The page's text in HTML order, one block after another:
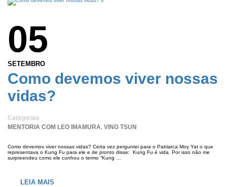
05
SETEMBRO
Como devemos viver nossas
vidas?
Categorias
MENTORIA COM LEO IMAMURA, VING TSUN
Como devemos viver nossas vidas? Certa vez perguntei para o Patriarca Moy Yat o que
representava o Kung Fu para ele e de pronto disse: Kung Fu é vida. Por isso não me
surpreendeu como ele cunhou o termo “Kung …
LEIA MAIS